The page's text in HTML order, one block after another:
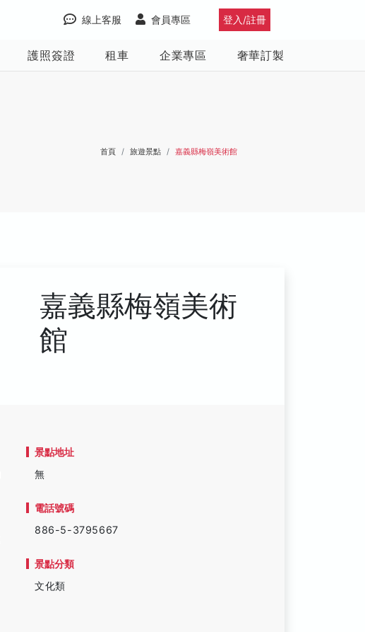
登入/註冊
會員專區
線上客服
護照簽證 租車 企業專區 奢華訂製
首頁 旅遊景點 嘉義縣梅嶺美術館
嘉義縣梅嶺美術
館
景點地址
無
電話號碼
886-5-3795667
景點分類
文化類